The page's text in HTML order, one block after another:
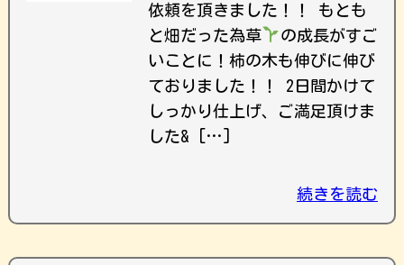
依頼を頂きました！！ もとも
と畑だった為草
の成長がすご
いことに！柿の木も伸びに伸び
ておりました！！ 2日間かけて
しっかり仕上げ、ご満足頂けま
した& […]
続きを読む